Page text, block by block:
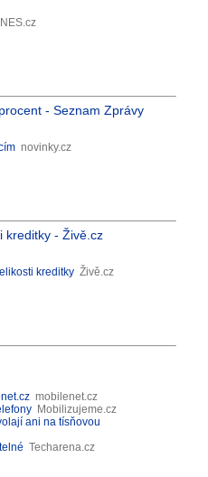
- Seznam Zprávy
novinky.cz
kreditky - Živě.cz
kreditky Živě.cz
mobilenet.cz
Mobilizujeme.cz
ani na tísňovou
Techarena.cz